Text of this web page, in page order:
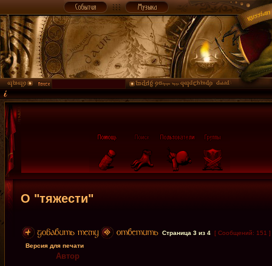
О "тяжести"
Страница 3 из 4 [ Сообщений: 151 ]
Версия для печати
Автор